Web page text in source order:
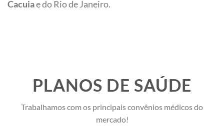
Cacuiae do Rio de Janeiro.
PLANOS DE SAÚDE
Trabalhamos com os principais convênios médicos do
mercado!